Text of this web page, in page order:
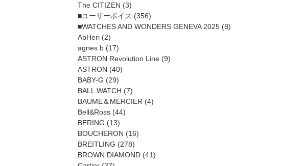
The CITIZEN (3)
■ユーザーボイス (356)
■WATCHES AND WONDERS GENEVA 2025 (8)
AbHeri (2)
agnes b (17)
ASTRON Revolution Line (9)
ASTRON (40)
BABY-G (29)
BALL WATCH (7)
BAUME＆MERCIER (4)
Bell&Ross (44)
BERING (13)
BOUCHERON (16)
BREITLING (278)
BROWN DIAMOND (41)